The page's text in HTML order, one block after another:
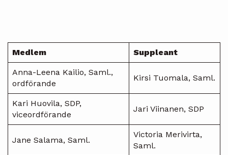
Medlem Suppleant
Anna-Leena Kailio, Saml.,
ordförande
Kirsi Tuomala, Saml.
Kari Huovila, SDP,
viceordförande
Jari Viinanen, SDP
Jane Salama, Saml.
Victoria Merivirta,
Saml.